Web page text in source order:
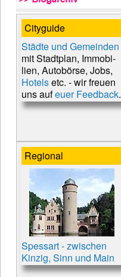
Cityguide
Städte und Ge­mein­den
mit Stadt­plan, Im­mo­bi­
lien, Auto­börse, Jobs,
Hotelsetc. - wir freuen
uns aufeuer Feedback.
Regional
Spessart - zwischen
Kinzig, Sinn und Main